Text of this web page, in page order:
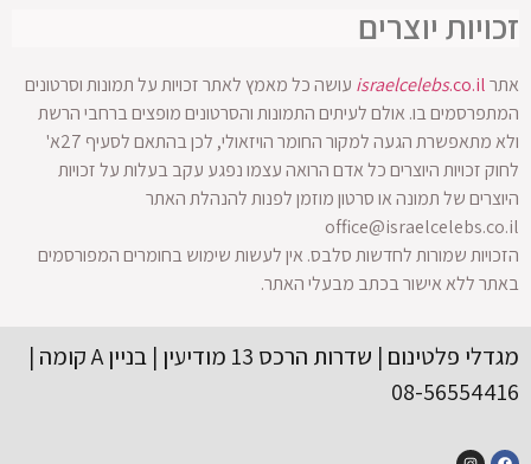
זכויות יוצרים
אתר israelcelebs.co.il
עושה כל מאמץ לאתר זכויות על תמונות וסרטונים
המתפרסמים בו. אולם לעיתים התמונות והסרטונים מופצים ברחבי הרשת
ולא מתאפשרת הגעה למקור החומר הויזאולי, לכן בהתאם לסעיף 27א'
לחוק זכויות היוצרים כל אדם הרואה עצמו נפגע עקב בעלות על זכויות
היוצרים של תמונה או סרטון מוזמן לפנות להנהלת האתר
office@israelcelebs.co.il
הזכויות שמורות לחדשות סלבס. אין לעשות שימוש בחומרים המפורסמים
באתר ללא אישור בכתב מבעלי האתר.
מגדלי פלטינום | שדרות הרכס 13 מודיעין | בניין A קומה |
08-56554416